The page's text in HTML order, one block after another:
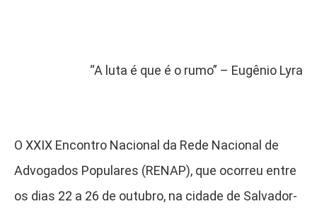
“A luta é que é o rumo” – Eugênio Lyra
O XXIX Encontro Nacional da Rede Nacional de
Advogados Populares (RENAP), que ocorreu entre
os dias 22 a 26 de outubro, na cidade de Salvador-